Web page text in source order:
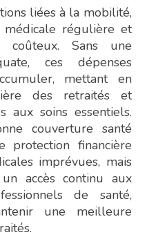
liées à la mobilité,
médicale régulière et
coûteux. Sans une
ces dépenses
mettant en
des retraités et
aux soins essentiels.
couverture santé
protection financière
imprévues, mais
accès continu aux
de santé,
une meilleure